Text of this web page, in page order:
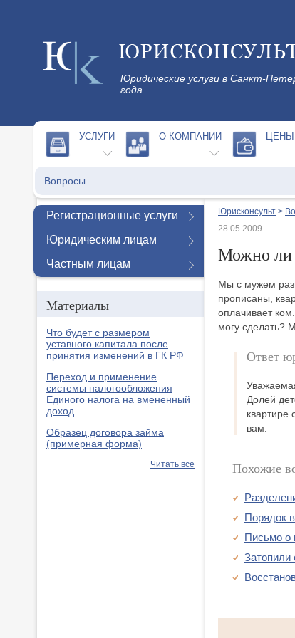
Юридические услуги в Санкт-
года
УСЛУГИ О КОМПАНИИ ЦЕНЫ
Вопросы
Юрисконсульт >
28.05.2009
Можно ли
Мы с мужем
прописаны,
оплачивает
могу сделать?
Ответ
Долей
квартире
вам.
Похожие
Порядок
Письмо о
Затопили
Регистрационные услуги
Юридическим лицам
Частным лицам
Материалы
Что будет с размером
уставного капитала после
принятия изменений в ГК РФ
Переход и применение
системы налогообложения
Единого налога на вмененный
доход
Образец договора займа
(примерная форма)
Читать все